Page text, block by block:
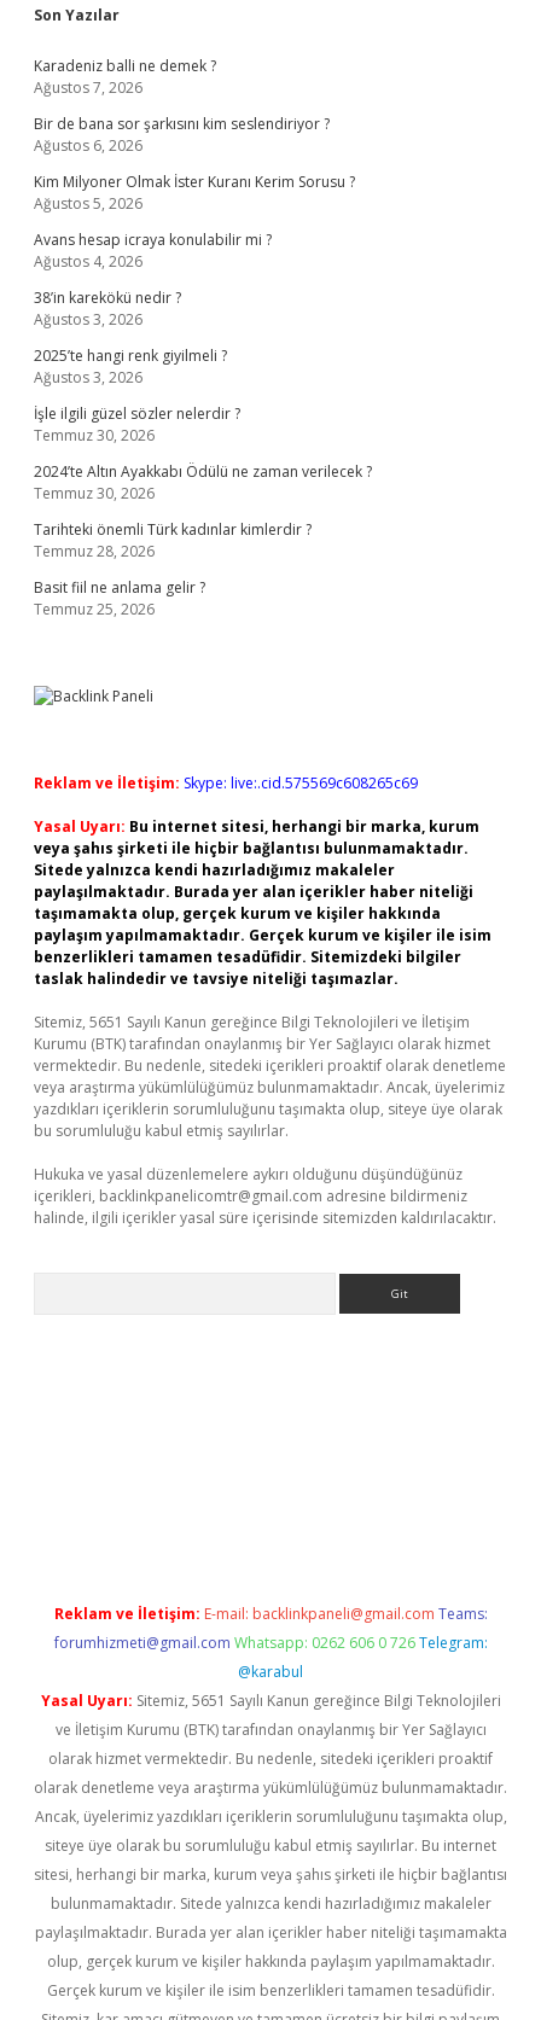
Sidebar
Son Yazılar
Karadeniz balli ne demek ?
Ağustos 7, 2026
Bir de bana sor şarkısını kim seslendiriyor ?
Ağustos 6, 2026
Kim Milyoner Olmak İster Kuranı Kerim Sorusu ?
Ağustos 5, 2026
Avans hesap icraya konulabilir mi ?
Ağustos 4, 2026
38’in karekökü nedir ?
Ağustos 3, 2026
2025’te hangi renk giyilmeli ?
Ağustos 3, 2026
İşle ilgili güzel sözler nelerdir ?
Temmuz 30, 2026
2024’te Altın Ayakkabı Ödülü ne zaman verilecek ?
Temmuz 30, 2026
Tarihteki önemli Türk kadınlar kimlerdir ?
Temmuz 28, 2026
Basit fiil ne anlama gelir ?
Temmuz 25, 2026
Reklam ve İletişim: Skype: live:.cid.575569c608265c69
Yasal Uyarı: Bu internet sitesi, herhangi bir marka, kurum
veya şahıs şirketi ile hiçbir bağlantısı bulunmamaktadır.
Sitede yalnızca kendi hazırladığımız makaleler
paylaşılmaktadır. Burada yer alan içerikler haber niteliği
taşımamakta olup, gerçek kurum ve kişiler hakkında
paylaşım yapılmamaktadır. Gerçek kurum ve kişiler ile isim
benzerlikleri tamamen tesadüfidir. Sitemizdeki bilgiler
taslak halindedir ve tavsiye niteliği taşımazlar.
Sitemiz, 5651 Sayılı Kanun gereğince Bilgi Teknolojileri ve İletişim
Kurumu (BTK) tarafından onaylanmış bir Yer Sağlayıcı olarak hizmet
vermektedir. Bu nedenle, sitedeki içerikleri proaktif olarak denetleme
veya araştırma yükümlülüğümüz bulunmamaktadır. Ancak, üyelerimiz
yazdıkları içeriklerin sorumluluğunu taşımakta olup, siteye üye olarak
bu sorumluluğu kabul etmiş sayılırlar.
Hukuka ve yasal düzenlemelere aykırı olduğunu düşündüğünüz
içerikleri, backlinkpanelicomtr@gmail.com adresine bildirmeniz
halinde, ilgili içerikler yasal süre içerisinde sitemizden kaldırılacaktır.
Reklam ve İletişim: E-mail: backlinkpaneli@gmail.com Teams:
forumhizmeti@gmail.com Whatsapp: 0262 606 0 726 Telegram:
@karabul
Yasal Uyarı: Sitemiz, 5651 Sayılı Kanun gereğince Bilgi Teknolojileri
ve İletişim Kurumu (BTK) tarafından onaylanmış bir Yer Sağlayıcı
olarak hizmet vermektedir. Bu nedenle, sitedeki içerikleri proaktif
olarak denetleme veya araştırma yükümlülüğümüz bulunmamaktadır.
Ancak, üyelerimiz yazdıkları içeriklerin sorumluluğunu taşımakta olup,
siteye üye olarak bu sorumluluğu kabul etmiş sayılırlar. Bu internet
sitesi, herhangi bir marka, kurum veya şahıs şirketi ile hiçbir bağlantısı
bulunmamaktadır. Sitede yalnızca kendi hazırladığımız makaleler
paylaşılmaktadır. Burada yer alan içerikler haber niteliği taşımamakta
olup, gerçek kurum ve kişiler hakkında paylaşım yapılmamaktadır.
Gerçek kurum ve kişiler ile isim benzerlikleri tamamen tesadüfidir.